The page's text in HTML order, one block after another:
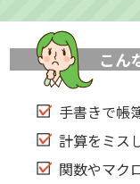
こん
手書きで帳
計算をミス
関数やマク